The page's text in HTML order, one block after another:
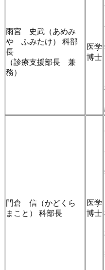
雨宮 史武（あめみ
や ふみたけ） 科部
長
（診療支援部長 兼
務）
医学
博士
門倉 信（かどくら
まこと） 科部長
医学
博士